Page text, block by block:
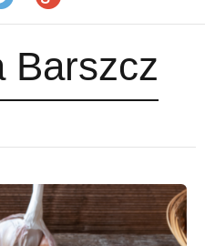
Barszcz